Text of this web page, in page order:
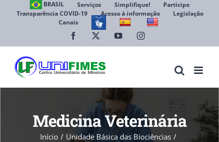
BRASIL Serviços Simplifique!
Participe
Transparência COVID-19
Acesso à informação
Legislação
Canais
Facebook YouTubeInstagram
Medicina Veterinária
Início
Unidade Básica das Biociências